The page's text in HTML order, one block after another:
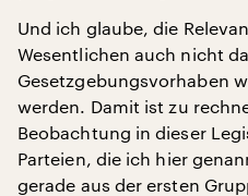
Und ich glaube, die
Wesentlichen auch nicht
Gesetzgebungsvorhaben
werden. Damit ist zu
Beobachtung in dieser
Parteien, die ich hier
gerade aus der ersten